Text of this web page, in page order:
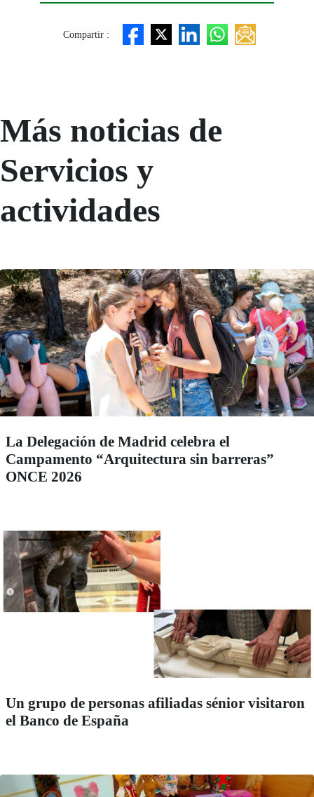
Compartir :
Más noticias de
Servicios y
actividades
La Delegación de Madrid celebra el
Campamento “Arquitectura sin barreras”
ONCE 2026
Un grupo de personas afiliadas sénior visitaron
el Banco de España